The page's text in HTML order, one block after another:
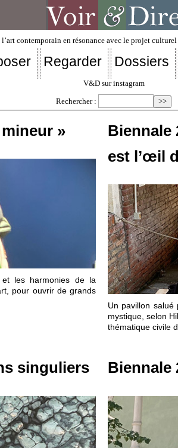
l’art contemporain en résonance avec le projet
Regarder Dossiers
V&D sur instagram
Rechercher :
»
les harmonies de la
pour ouvrir de grands
Biennale
est l’œil
Un pavillon
mystique, selon
thématique civile
singuliers Biennale